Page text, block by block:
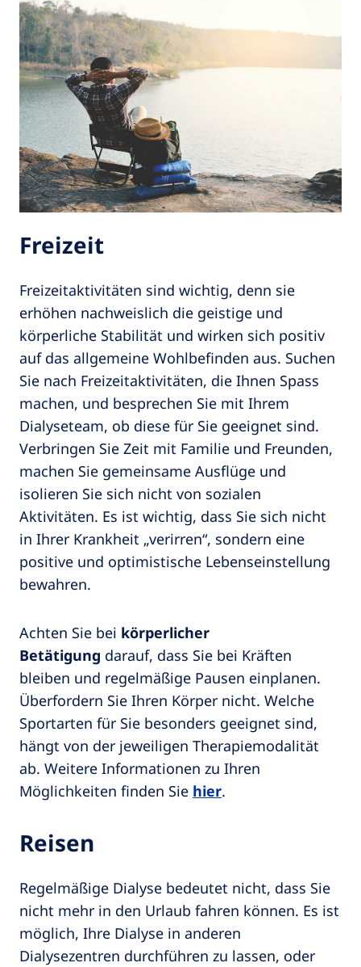
Freizeit
Freizeitaktivitäten sind wichtig, denn sie
erhöhen nachweislich die geistige und
körperliche Stabilität und wirken sich positiv
auf das allgemeine Wohlbefinden aus. Suchen
Sie nach Freizeitaktivitäten, die Ihnen Spass
machen, und besprechen Sie mit Ihrem
Dialyseteam, ob diese für Sie geeignet sind.
Verbringen Sie Zeit mit Familie und Freunden,
machen Sie gemeinsame Ausflüge und
isolieren Sie sich nicht von sozialen
Aktivitäten. Es ist wichtig, dass Sie sich nicht
in Ihrer Krankheit „verirren“, sondern eine
positive und optimistische Lebenseinstellung
bewahren.
Achten Sie bei körperlicher
Betätigung darauf, dass Sie bei Kräften
bleiben und regelmäßige Pausen einplanen.
Überfordern Sie Ihren Körper nicht. Welche
Sportarten für Sie besonders geeignet sind,
hängt von der jeweiligen Therapiemodalität
ab. Weitere Informationen zu Ihren
Möglichkeiten finden Sie hier.
Reisen
Regelmäßige Dialyse bedeutet nicht, dass Sie
nicht mehr in den Urlaub fahren können. Es ist
möglich, Ihre Dialyse in anderen
Dialysezentren durchführen zu lassen, oder